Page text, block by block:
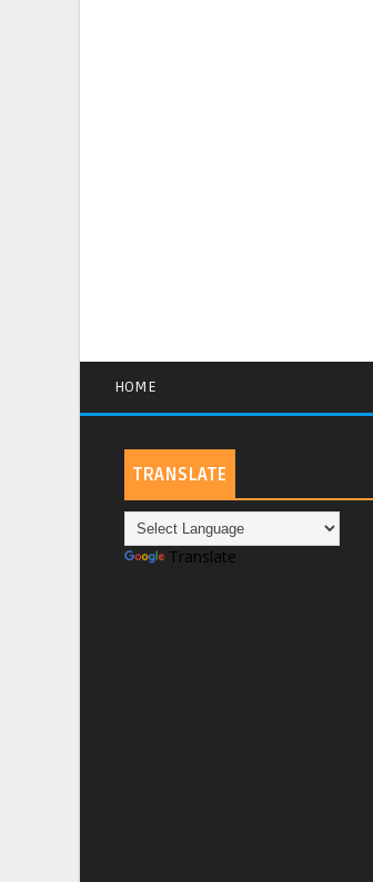
HOME
TRANSLATE
Translate